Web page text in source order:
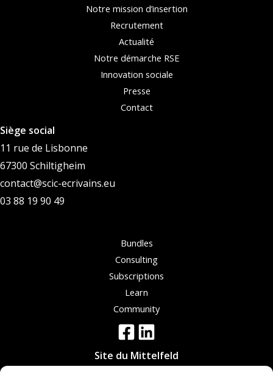
Notre mission d’insertion
Recrutement
Actualité
Notre démarche RSE
Innovation sociale
Presse
Contact
Siège social
11 rue de Lisbonne
67300 Schiltigheim
contact@scic-ecrivains.eu
03 88 19 90 49
Bundles
Consulting
Subscriptions
Learn
Community
Site du Mittelfeld